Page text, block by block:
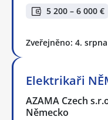
5 200 – 6 000 €
Zveřejněno: 4. srpna
Elektrikaři
AZAMA Czech
Německo